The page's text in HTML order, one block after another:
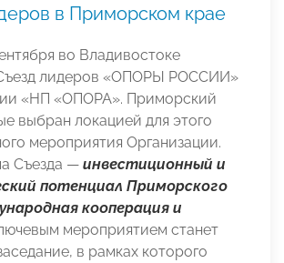
в Приморском крае
во Владивостоке
лидеров «ОПОРЫ РОССИИ»
«НП «ОПОРА». Приморский
выбран локацией для этого
мероприятия Организации.
Съезда — инвестиционный и
потенциал Приморского
кооперация и
мероприятием станет
в рамках которого